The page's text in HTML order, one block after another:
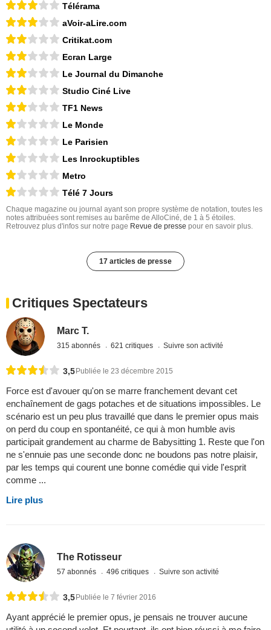
Télérama
aVoir-aLire.com
Critikat.com
Ecran Large
Le Journal du Dimanche
Studio Ciné Live
TF1 News
Le Monde
Le Parisien
Les Inrockuptibles
Metro
Télé 7 Jours
Chaque magazine ou journal ayant son propre système de notation, toutes les
notes attribuées sont remises au barême de AlloCiné, de 1 à 5 étoiles.
Retrouvez plus d'infos sur notre page Revue de presse pour en savoir plus.
17 articles de presse
Critiques Spectateurs
Marc T.
315 abonnés 621 critiques Suivre son activité
3,5Publiée le 23 décembre 2015
Force est d'avouer qu'on se marre franchement devant cet
enchaînement de gags potaches et de situations impossibles. Le
scénario est un peu plus travaillé que dans le premier opus mais
on perd du coup en spontanéité, ce qui à mon humble avis
participait grandement au charme de Babysitting 1. Reste que l'on
ne s'ennuie pas une seconde donc ne boudons pas notre plaisir,
par les temps qui courent une bonne comédie qui vide l'esprit
comme ...
Lire plus
The Rotisseur
57 abonnés 496 critiques Suivre son activité
3,5 Publiée le 7 février 2016
Ayant apprécié le premier opus, je pensais ne trouver aucune